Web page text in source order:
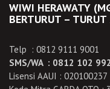
WIWI HERAWATY
BERTURUT –
Telp : 0812 9111 9001
SMS/WA : 0812 102
Lisensi AAUI : 020100237